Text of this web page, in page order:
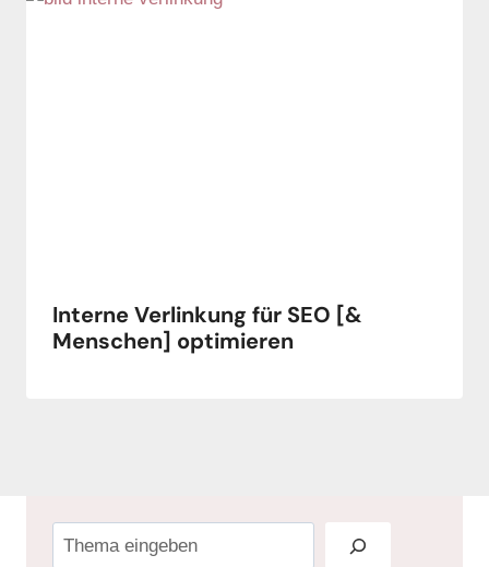
Interne Verlinkung für SEO [&
Menschen] optimieren
Blog durchstöbern: